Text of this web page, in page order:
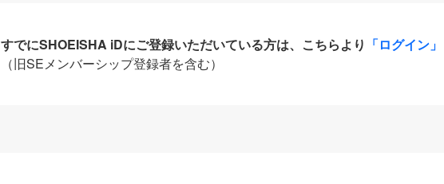
すでにSHOEISHA iDにご登録いただいている方は、こちらより 「ログイン」
（旧SEメンバーシップ登録者を含む）